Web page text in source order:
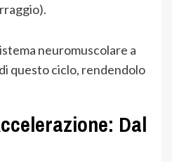
neuromuscolare a
questo ciclo, rendendolo
Dal